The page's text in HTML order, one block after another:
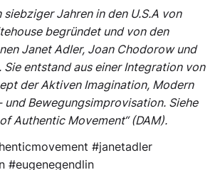
Jahren in den U.S.A von
begründet und von den
Janet Adler, Joan Chodorow und
entstand aus einer Integration von
der Aktiven Imagination, Modern
und Bewegungsimprovisation. Siehe
Authentic Movement“ (DAM).
#janetadler
#eugenegendlin